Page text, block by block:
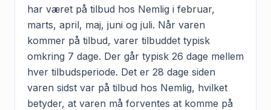
har været på tilbud hos Nemlig i februar,
marts, april, maj, juni og juli. Når varen
kommer på tilbud, varer tilbuddet typisk
omkring 7 dage. Der går typisk 26 dage mellem
hver tilbudsperiode. Det er 28 dage siden
varen sidst var på tilbud hos Nemlig, hvilket
betyder, at varen må forventes at komme på